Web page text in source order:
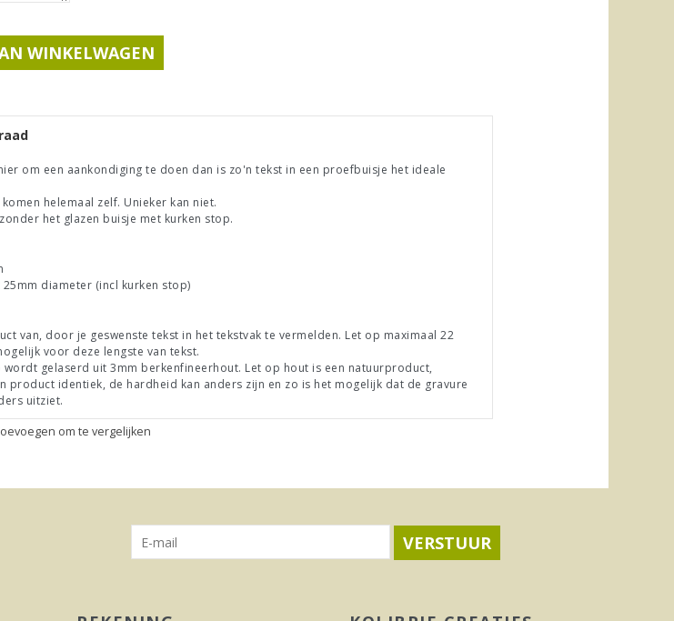
WINKELWAGEN
om een aankondiging te doen dan is zo'n tekst in een proefbuisje het ideale
helemaal zelf. Unieker kan niet.
het glazen buisje met kurken stop.
diameter (incl kurken stop)
van, door je geswenste tekst in het tekstvak te vermelden. Let op maximaal 22
voor deze lengste van tekst.
gelaserd uit 3mm berkenfineerhout. Let op hout is een natuurproduct,
product identiek, de hardheid kan anders zijn en zo is het mogelijk dat de gravure
uitziet.
om te vergelijken
VERSTUUR